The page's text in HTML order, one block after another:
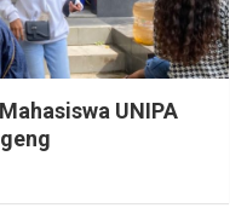
UNIPA